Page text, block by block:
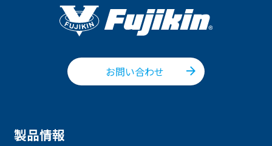
お問い合わせ
製品情報